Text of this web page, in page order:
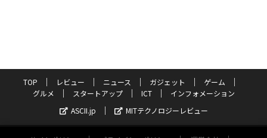
TOP レビュー ニュース ガジェット
ゲーム
グルメ
スタートアップ ICT
インフォメーション
ASCII.jp
MITテクノロジーレビュー